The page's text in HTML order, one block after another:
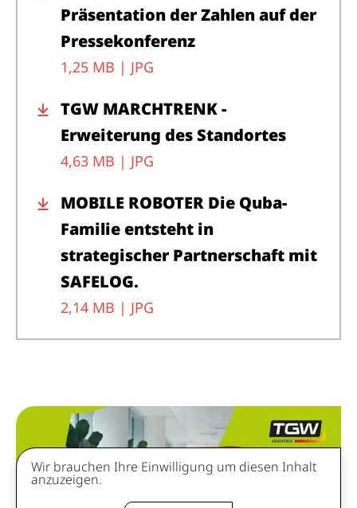
Präsentation der Zahlen auf der
Pressekonferenz
1,25 MB | JPG
TGW MARCHTRENK -
Erweiterung des Standortes
4,63 MB | JPG
MOBILE ROBOTER Die Quba-
Familie entsteht in
strategischer Partnerschaft mit
SAFELOG.
2,14 MB | JPG
Wir brauchen Ihre Einwilligung um diesen Inhalt
anzuzeigen.